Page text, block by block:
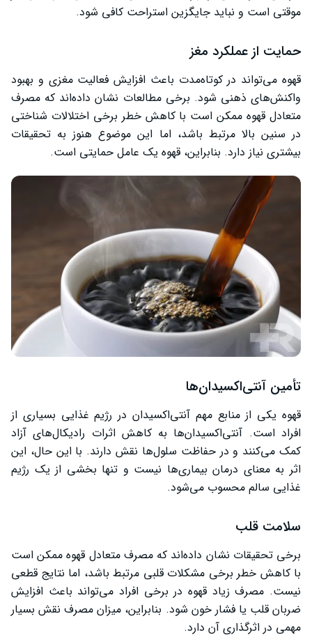
موقتی است و نباید جایگزین استراحت کافی شود.
حمایت از عملکرد مغز
قهوه می‌تواند در کوتاه‌مدت باعث افزایش فعالیت مغزی و بهبود
واکنش‌های ذهنی شود. برخی مطالعات نشان داده‌اند که مصرف
متعادل قهوه ممکن است با کاهش خطر برخی اختلالات شناختی
در سنین بالا مرتبط باشد، اما این موضوع هنوز به تحقیقات
بیشتری نیاز دارد. بنابراین، قهوه یک عامل حمایتی است.
تأمین آنتی‌اکسیدان‌ها
قهوه یکی از منابع مهم آنتی‌اکسیدان در رژیم غذایی بسیاری از
افراد است. آنتی‌اکسیدان‌ها به کاهش اثرات رادیکال‌های آزاد
کمک می‌کنند و در حفاظت سلول‌ها نقش دارند. با این حال، این
اثر به معنای درمان بیماری‌ها نیست و تنها بخشی از یک رژیم
غذایی سالم محسوب می‌شود.
سلامت قلب
برخی تحقیقات نشان داده‌اند که مصرف متعادل قهوه ممکن است
با کاهش خطر برخی مشکلات قلبی مرتبط باشد، اما نتایج قطعی
نیست. مصرف زیاد قهوه در برخی افراد می‌تواند باعث افزایش
ضربان قلب یا فشار خون شود. بنابراین، میزان مصرف نقش بسیار
مهمی در اثرگذاری آن دارد.